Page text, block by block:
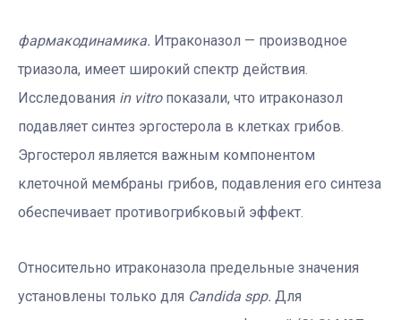
фармакодинамика. Итраконазол — производное
триазола, имеет широкий спектр действия.
Исследования in vitroпоказали, что итраконазол
подавляет синтез эргостерола в клетках грибов.
Эргостерол является важным компонентом
клеточной мембраны грибов, подавления его синтеза
обеспечивает противогрибковый эффект.
Относительно итраконазола предельные значения
установлены только для Candida spp. Для